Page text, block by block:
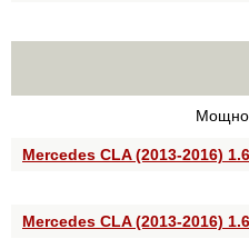
Mercedes CLA (2013-2016)
Mercedes CLA (2013-2016)